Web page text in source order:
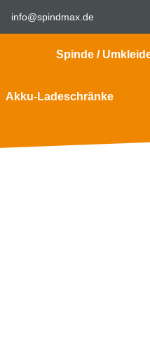
info@spindmax.de
Spinde /
Akku-Ladeschränke